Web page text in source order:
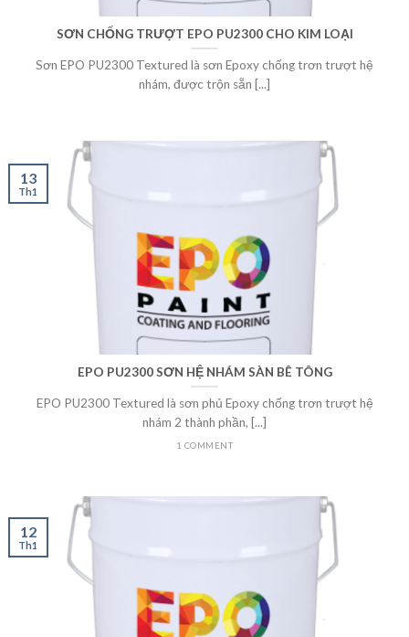
SƠN CHỐNG TRƯỢT EPO PU2300 CHO KIM LOẠI
Sơn EPO PU2300 Textured là sơn Epoxy chống trơn trượt hệ
nhám, được trộn sẵn [...]
EPO PU2300 SƠN HỆ NHÁM SÀN BÊ TÔNG
EPO PU2300 Textured là sơn phủ Epoxy chống trơn trượt hệ
nhám 2 thành phần, [...]
1 COMMENT
13
Th1
12
Th1